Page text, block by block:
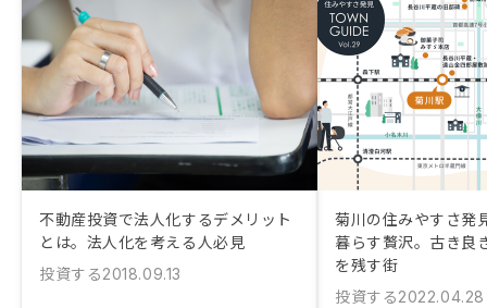
不動産投資で法人化するデメリット
とは。法人化を考える人必見
投資する2018.09.13
菊川の住みやすさ発
暮らす贅沢。古き良
を残す街
投資する2022.04.28